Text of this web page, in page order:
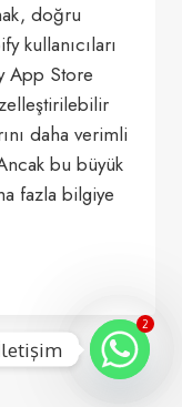
doğru
kullanıcıları
App Store
daha verimli
bu büyük
fazla bilgiye
2